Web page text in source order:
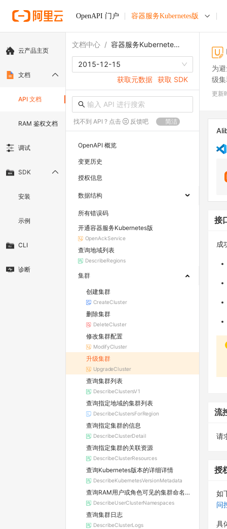
OpenAPI 门户 容器服务Kubernetes版
云产品主页
文档
API 文档
RAM 鉴权文档
调试
SDK
安装
示例
CLI
诊断
文档中心 / 容器服务Kubernetes版
2015-12-15
获取元数据 获取 SDK
找不到 API ? 点击 反馈吧 简洁
OpenAPI 概览
变更历史
授权信息
数据结构
所有错误码
开通容器服务Kubernetes版
OpenAckService
查询地域列表
DescribeRegions
集群
创建集群
CreateCluster
删除集群
DeleteCluster
修改集群配置
ModifyCluster
升级集群
UpgradeCluster
查询集群列表
DescribeClustersV1
查询指定地域的集群列表
DescribeClustersForRegion
查询指定集群的信息
DescribeClusterDetail
查询指定集群的关联资源
DescribeClusterResources
查询Kubernetes版本的详细详情
DescribeKubernetesVersionMetadata
查询RAM用户或角色可见的集群命名空间
DescribeUserClusterNamespaces
查询集群日志
DescribeClusterLogs
为
级
更新
接
成
流
请
授
如
问
具